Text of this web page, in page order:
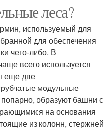
леса?
используемый для
для обеспечения
чего-либо. В
всего используется
еще две
модульные –
образуют башни с
на основания
из колонн, стержней